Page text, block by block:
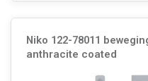
Niko 122-78011
anthracite coated